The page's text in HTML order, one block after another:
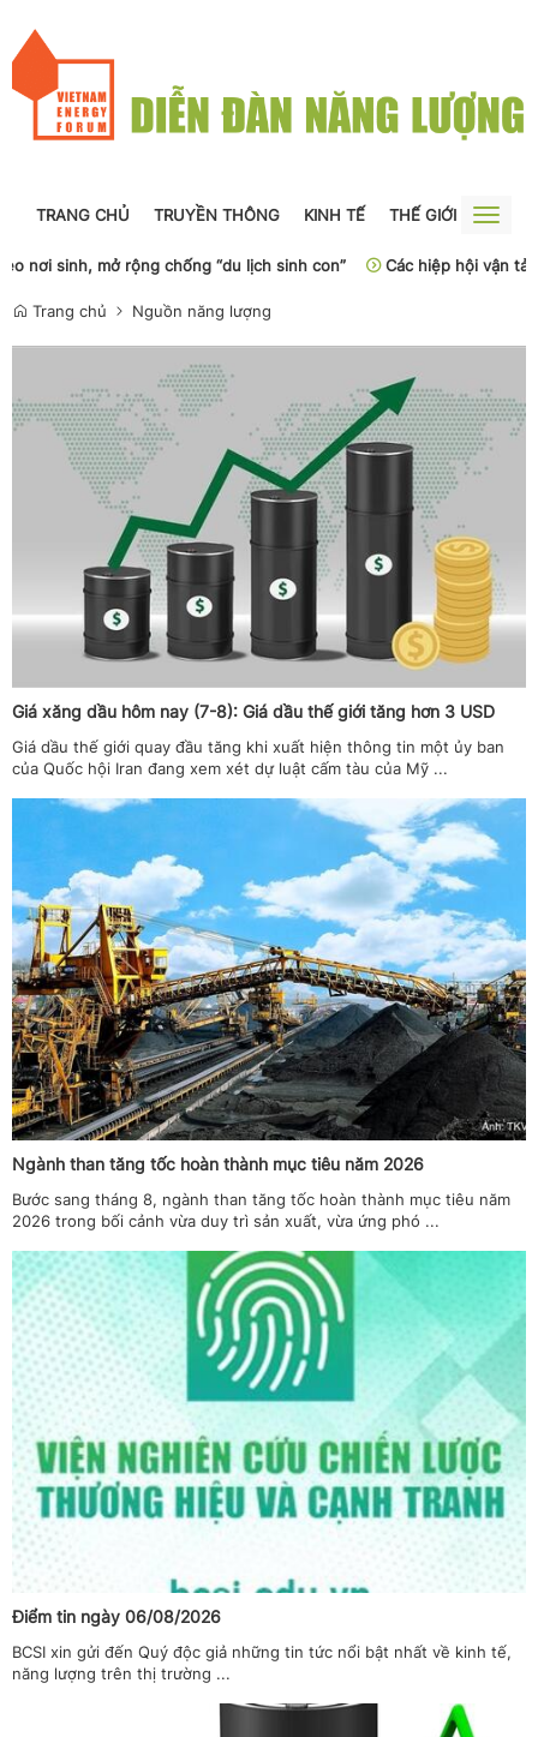
TRANG CHỦ TRUYỀN THÔNG KINH TẾ THẾ GIỚI
Toggle
chống “du lịch sinh con”
Các hiệp hội vận tải biển phản đối
Trang chủ Nguồn năng lượng
Giá xăng dầu hôm nay (7-8): Giá dầu thế giới tăng hơn 3 USD
Giá dầu thế giới quay đầu tăng khi xuất hiện thông tin một ủy ban
của Quốc hội Iran đang xem xét dự luật cấm tàu của Mỹ ...
Ngành than tăng tốc hoàn thành mục tiêu năm 2026
Bước sang tháng 8, ngành than tăng tốc hoàn thành mục tiêu năm
2026 trong bối cảnh vừa duy trì sản xuất, vừa ứng phó ...
Điểm tin ngày 06/08/2026
BCSI xin gửi đến Quý độc giả những tin tức nổi bật nhất về kinh tế,
năng lượng trên thị trường ...